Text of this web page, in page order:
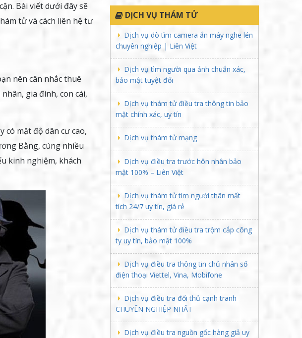
Bài viết dưới đây sẽ
tử và cách liên hệ tư
nên cân nhắc thuê
gia đình, con cái,
có mật độ dân cư cao,
Bằng, cùng nhiều
kinh nghiệm, khách
DỊCH VỤ THÁM TỬ
Dịch vụ dò tìm camera ẩn máy nghe lén
chuyên nghiệp | Liên Việt
Dịch vụ tìm người qua ảnh chuẩn xác,
bảo mật tuyệt đối
Dịch vụ thám tử điều tra thông tin bảo
mật chính xác, uy tín
Dịch vụ thám tử mạng
Dịch vụ điều tra trước hôn nhân bảo
mật 100% – Liên Việt
Dịch vụ thám tử tìm người thân mất
tích 24/7 uy tín, giá rẻ
Dịch vụ thám tử điều tra trộm cắp công
ty uy tín, bảo mật 100%
Dịch vụ điều tra thông tin chủ nhân số
điện thoại Viettel, Vina, Mobifone
Dịch vụ điều tra đối thủ cạnh tranh
CHUYÊN NGHIỆP NHẤT
Dịch vụ điều tra nguồn gốc hàng giả uy